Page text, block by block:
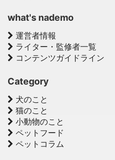
what's nademo
運営者情報
ライター・監修者一覧
コンテンツガイドライン
Category
犬のこと
猫のこと
小動物のこと
ペットフード
ペットコラム